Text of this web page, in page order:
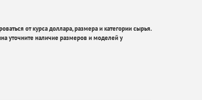
от курса доллара, размера и категории сырья.
уточните наличие размеров и моделей у